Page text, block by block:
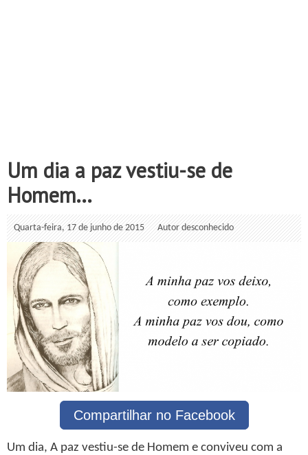
Um dia a paz vestiu-se de
Homem...
Quarta-feira, 17 de junho de 2015 Autor desconhecido
Compartilhar no Facebook
Um dia, A paz vestiu-se de Homem e conviveu com a